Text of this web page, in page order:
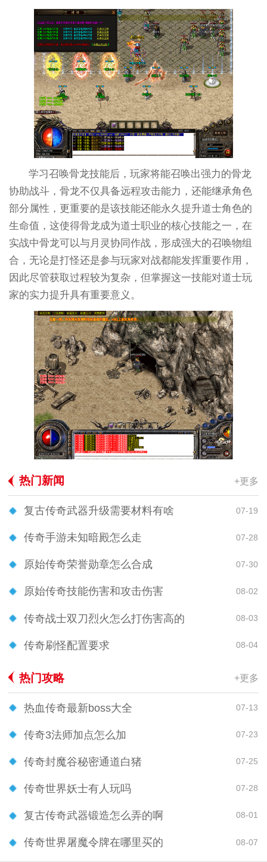
学习召唤骨龙技能后，玩家将能召唤出强力的骨龙
协助战斗，骨龙不仅具备远程攻击能力，还能继承角色
部分属性，更重要的是该技能还能永久提升道士角色的
生命值，这使得骨龙成为道士职业的核心技能之一，在
实战中骨龙可以与月灵协同作战，形成强大的召唤物组
合，无论是打怪还是参与玩家对战都能发挥重要作用，
因此尽管获取过程较为复杂，但掌握这一技能对道士玩
家的实力提升具有重要意义。
热门新闻 +更多
复古传奇武器升级需要材料有啥 07-19
传奇手游未知暗殿怎么走 07-28
原始传奇荣誉勋章怎么合成 07-30
原始传奇技能伤害和攻击伤害 08-02
传奇战士双刀烈火怎么打伤害高的 08-03
传奇刷怪配置要求 08-04
热门攻略 +更多
热血传奇最新boss大全 07-13
传奇3法师加点怎么加 07-23
传奇封魔谷秘密通道白猪 07-25
传奇世界妖士有人玩吗 07-28
复古传奇武器锻造怎么弄的啊 08-01
传奇世界屠魔令牌在哪里买的 08-07